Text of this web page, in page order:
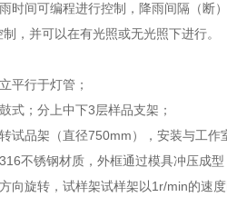
时间可编程进行控制，降雨间隔（断
，并可以在有光照或无光照下进行。
平行于灯管；
式；分上中下3层样品支架；
试品架（直径750mm），安装与工作
不锈钢材质，外框通过模具冲压成
向旋转，试样架试样架以1r/min的速